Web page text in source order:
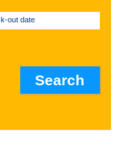
out date